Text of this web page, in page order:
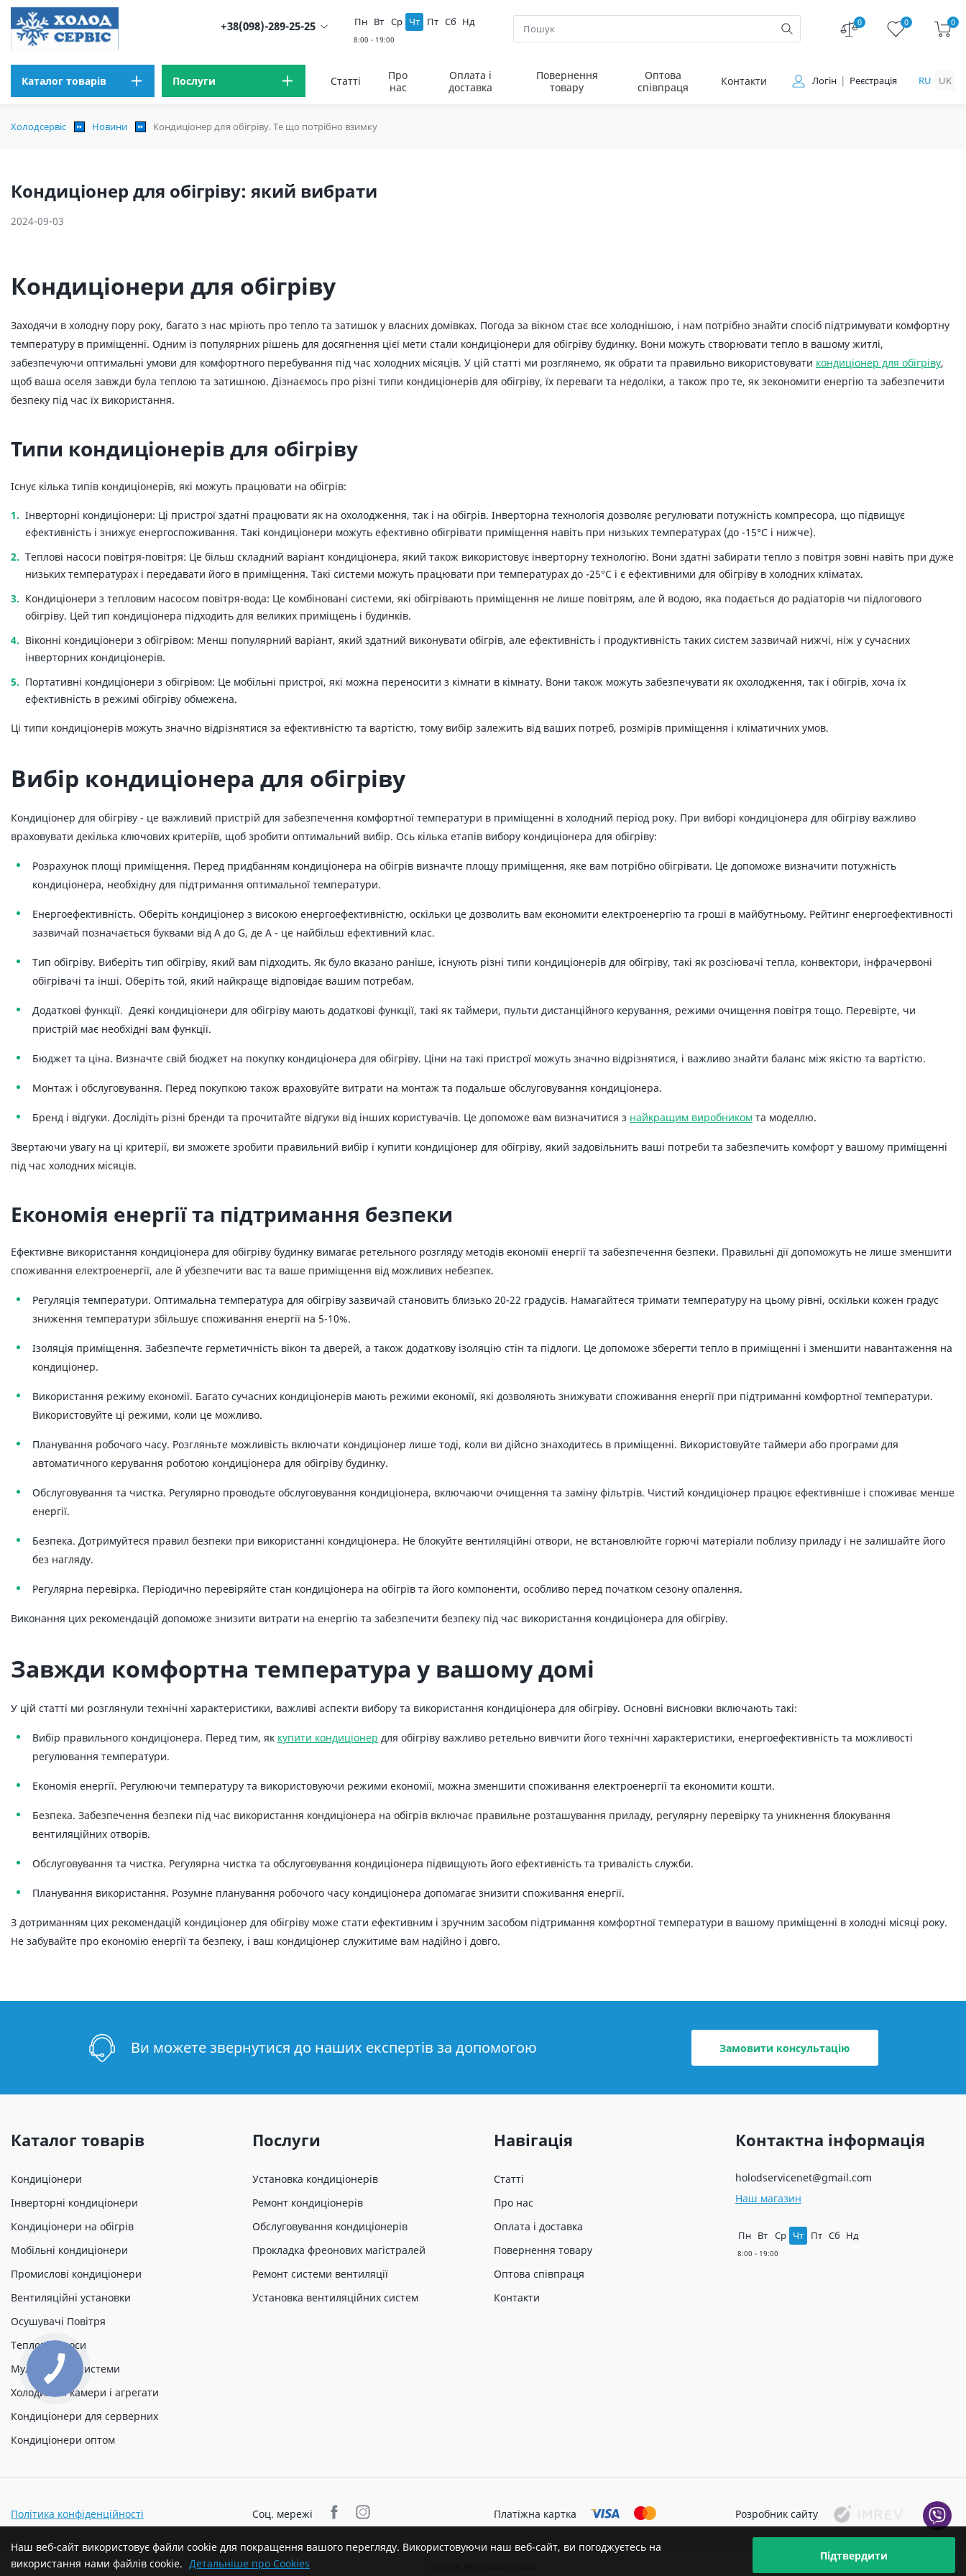
+38(098)-289-25-25 Пн Вт Ср Чт Пт Сб Нд 0 0 0
Каталог товарів Послуги Статті
Про
нас
Оплата і
доставка
Повернення
товару
Оптова
співпраця
Контакти Логін Реєстрація RU UK
Холодсервіс Новини Кондиціонер для обігріву. Те що потрібно взимку
Кондиціонер для обігріву: який вибрати
2024-09-03
Кондиціонери для обігріву
Заходячи в холодну пору року, багато з нас мріють про тепло та затишок у власних домівках. Погода за вікном стає все холоднішою, і нам потрібно знайти спосіб підтримувати комфортну
температуру в приміщенні. Одним із популярних рішень для досягнення цієї мети стали кондиціонери для обігріву будинку. Вони можуть створювати тепло в вашому житлі,
забезпечуючи оптимальні умови для комфортного перебування під час холодних місяців. У цій статті ми розглянемо, як обрати та правильно використовувати кондиціонер для обігріву,
щоб ваша оселя завжди була теплою та затишною. Дізнаємось про різні типи кондиціонерів для обігріву, їх переваги та недоліки, а також про те, як зекономити енергію та забезпечити
безпеку під час їх використання.
Типи кондиціонерів для обігріву
Існує кілька типів кондиціонерів, які можуть працювати на обігрів:
Інверторні кондиціонери: Ці пристрої здатні працювати як на охолодження, так і на обігрів. Інверторна технологія дозволяє регулювати потужність компресора, що підвищує
ефективність і знижує енергоспоживання. Такі кондиціонери можуть ефективно обігрівати приміщення навіть при низьких температурах (до -15°C і нижче).
Теплові насоси повітря-повітря: Це більш складний варіант кондиціонера, який також використовує інверторну технологію. Вони здатні забирати тепло з повітря зовні навіть при дуже
низьких температурах і передавати його в приміщення. Такі системи можуть працювати при температурах до -25°C і є ефективними для обігріву в холодних кліматах.
Кондиціонери з тепловим насосом повітря-вода: Це комбіновані системи, які обігрівають приміщення не лише повітрям, але й водою, яка подається до радіаторів чи підлогового
обігріву. Цей тип кондиціонера підходить для великих приміщень і будинків.
Віконні кондиціонери з обігрівом: Менш популярний варіант, який здатний виконувати обігрів, але ефективність і продуктивність таких систем зазвичай нижчі, ніж у сучасних
інверторних кондиціонерів.
Портативні кондиціонери з обігрівом: Це мобільні пристрої, які можна переносити з кімнати в кімнату. Вони також можуть забезпечувати як охолодження, так і обігрів, хоча їх
ефективність в режимі обігріву обмежена.
Ці типи кондиціонерів можуть значно відрізнятися за ефективністю та вартістю, тому вибір залежить від ваших потреб, розмірів приміщення і кліматичних умов.
Вибір кондиціонера для обігріву
Кондиціонер для обігріву - це важливий пристрій для забезпечення комфортної температури в приміщенні в холодний період року. При виборі кондиціонера для обігріву важливо
враховувати декілька ключових критеріїв, щоб зробити оптимальний вибір. Ось кілька етапів вибору кондиціонера для обігріву:
Розрахунок площі приміщення. Перед придбанням кондиціонера на обігрів визначте площу приміщення, яке вам потрібно обігрівати. Це допоможе визначити потужність
кондиціонера, необхідну для підтримання оптимальної температури.
Енергоефективність. Оберіть кондиціонер з високою енергоефективністю, оскільки це дозволить вам економити електроенергію та гроші в майбутньому. Рейтинг енергоефективності
зазвичай позначається буквами від A до G, де A - це найбільш ефективний клас.
Тип обігріву. Виберіть тип обігріву, який вам підходить. Як було вказано раніше, існують різні типи кондиціонерів для обігріву, такі як розсіювачі тепла, конвектори, інфрачервоні
обігрівачі та інші. Оберіть той, який найкраще відповідає вашим потребам.
Додаткові функції. Деякі кондиціонери для обігріву мають додаткові функції, такі як таймери, пульти дистанційного керування, режими очищення повітря тощо. Перевірте, чи
пристрій має необхідні вам функції.
Бюджет та ціна. Визначте свій бюджет на покупку кондиціонера для обігріву. Ціни на такі пристрої можуть значно відрізнятися, і важливо знайти баланс між якістю та вартістю.
Монтаж і обслуговування. Перед покупкою також враховуйте витрати на монтаж та подальше обслуговування кондиціонера.
Бренд і відгуки. Дослідіть різні бренди та прочитайте відгуки від інших користувачів. Це допоможе вам визначитися з найкращим виробником та моделлю.
Звертаючи увагу на ці критерії, ви зможете зробити правильний вибір і купити кондиціонер для обігріву, який задовільнить ваші потреби та забезпечить комфорт у вашому приміщенні
під час холодних місяців.
Економія енергії та підтримання безпеки
Ефективне використання кондиціонера для обігріву будинку вимагає ретельного розгляду методів економії енергії та забезпечення безпеки. Правильні дії допоможуть не лише зменшити
споживання електроенергії, але й убезпечити вас та ваше приміщення від можливих небезпек.
Регуляція температури. Оптимальна температура для обігріву зазвичай становить близько 20-22 градусів. Намагайтеся тримати температуру на цьому рівні, оскільки кожен градус
зниження температури збільшує споживання енергії на 5-10%.
Ізоляція приміщення. Забезпечте герметичність вікон та дверей, а також додаткову ізоляцію стін та підлоги. Це допоможе зберегти тепло в приміщенні і зменшити навантаження на
кондиціонер.
Використання режиму економії. Багато сучасних кондиціонерів мають режими економії, які дозволяють знижувати споживання енергії при підтриманні комфортної температури.
Використовуйте ці режими, коли це можливо.
Планування робочого часу. Розгляньте можливість включати кондиціонер лише тоді, коли ви дійсно знаходитесь в приміщенні. Використовуйте таймери або програми для
автоматичного керування роботою кондиціонера для обігріву будинку.
Обслуговування та чистка. Регулярно проводьте обслуговування кондиціонера, включаючи очищення та заміну фільтрів. Чистий кондиціонер працює ефективніше і споживає менше
енергії.
Безпека. Дотримуйтеся правил безпеки при використанні кондиціонера. Не блокуйте вентиляційні отвори, не встановлюйте горючі матеріали поблизу приладу і не залишайте його
без нагляду.
Регулярна перевірка. Періодично перевіряйте стан кондиціонера на обігрів та його компоненти, особливо перед початком сезону опалення.
Виконання цих рекомендацій допоможе знизити витрати на енергію та забезпечити безпеку під час використання кондиціонера для обігріву.
Завжди комфортна температура у вашому домі
У цій статті ми розглянули технічні характеристики, важливі аспекти вибору та використання кондиціонера для обігріву. Основні висновки включають такі:
Вибір правильного кондиціонера. Перед тим, як купити кондиціонер для обігріву важливо ретельно вивчити його технічні характеристики, енергоефективність та можливості
регулювання температури.
Економія енергії. Регулюючи температуру та використовуючи режими економії, можна зменшити споживання електроенергії та економити кошти.
Безпека. Забезпечення безпеки під час використання кондиціонера на обігрів включає правильне розташування приладу, регулярну перевірку та уникнення блокування
вентиляційних отворів.
Обслуговування та чистка. Регулярна чистка та обслуговування кондиціонера підвищують його ефективність та тривалість служби.
Планування використання. Розумне планування робочого часу кондиціонера допомагає знизити споживання енергії.
З дотриманням цих рекомендацій кондиціонер для обігріву може стати ефективним і зручним засобом підтримання комфортної температури в вашому приміщенні в холодні місяці року.
Не забувайте про економію енергії та безпеку, і ваш кондиціонер служитиме вам надійно і довго.
Ви можете звернутися до наших експертів за допомогою Замовити консультацію
Каталог товарів
Кондиціонери
Інверторні кондиціонери
Кондиціонери на обігрів
Мобільні кондиціонери
Промислові кондиціонери
Вентиляційні установки
Осушувачі Повітря
Теплові насоси
Мульти спліт системи
Холодильні камери і агрегати
Кондиціонери для серверних
Кондиціонери оптом
Послуги
Установка кондиціонерів
Ремонт кондиціонерів
Обслуговування кондиціонерів
Прокладка фреонових магістралей
Ремонт системи вентиляції
Установка вентиляційних систем
Навігація
Статті
Про нас
Оплата і доставка
Повернення товару
Оптова співпраця
Контакти
Контактна інформація
holodservicenet@gmail.com
Наш магазин
Пн Вт Ср Чт Пт Сб Нд
Політика конфіденційності Соц. мережі Платіжна картка Розробник сайту
Наш веб-сайт використовує файли cookie для покращення вашого перегляду. Використовуючи наш веб-сайт, ви погоджуєтесь на
використання нами файлів cookie. Детальніше про Cookies
Підтвердити